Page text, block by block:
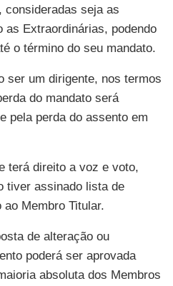
consideradas seja as
as Extraordinárias, podendo
o término do seu mandato.
ser um dirigente, nos termos
do mandato será
pela perda do assento em
terá direito a voz e voto,
tiver assinado lista de
Membro Titular.
de alteração ou
poderá ser aprovada
absoluta dos Membros